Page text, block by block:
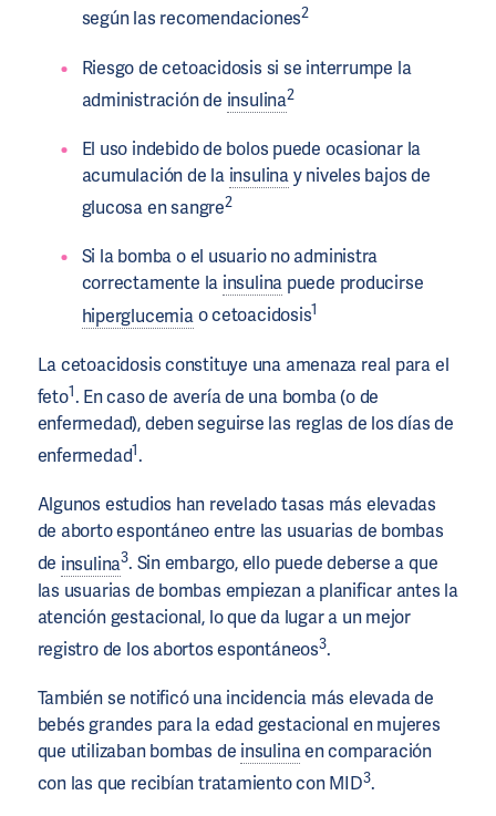
según las recomendaciones2
Riesgo de cetoacidosis si se interrumpe la
administración de insulina2
El uso indebido de bolos puede ocasionar la
acumulación de la insulinay niveles bajos de
glucosa en sangre2
Si la bomba o el usuario no administra
correctamente la insulina puede producirse
hiperglucemiao cetoacidosis1
La cetoacidosis constituye una amenaza real para el
feto1. En caso de avería de una bomba (o de
enfermedad), deben seguirse las reglas de los días de
enfermedad1.
Algunos estudios han revelado tasas más elevadas
de aborto espontáneo entre las usuarias de bombas
de insulina3. Sin embargo, ello puede deberse a que
las usuarias de bombas empiezan a planificar antes la
atención gestacional, lo que da lugar a un mejor
registro de los abortos espontáneos3.
También se notificó una incidencia más elevada de
bebés grandes para la edad gestacional en mujeres
que utilizaban bombas de insulinaen comparación
con las que recibían tratamiento con MID3.